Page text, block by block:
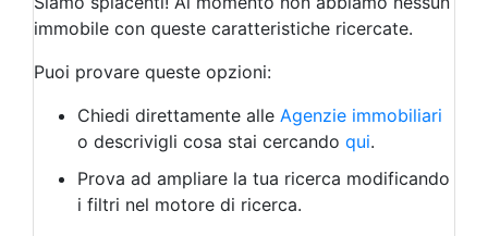
Attività/Licenza Commerciale
Azienda Agricola
Bar/Ristorante
Albergo
Laboratorio Artigianale
Negozio/locale commerciale
Agriturismo
Magazzini
immobile con queste caratteristiche ricercate.
Puoi provare queste opzioni:
Chiedi direttamente alle Agenzie immobiliari
o descrivigli cosa stai cercando qui.
Prova ad ampliare la tua ricerca modificando
i filtri nel motore di ricerca.